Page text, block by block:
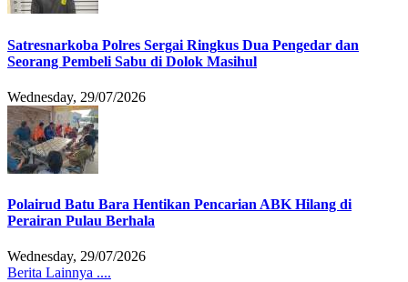
Satresnarkoba Polres Sergai Ringkus Dua Pengedar dan
Seorang Pembeli Sabu di Dolok Masihul
Wednesday, 29/07/2026
Polairud Batu Bara Hentikan Pencarian ABK Hilang di
Perairan Pulau Berhala
Wednesday, 29/07/2026
Berita Lainnya ....